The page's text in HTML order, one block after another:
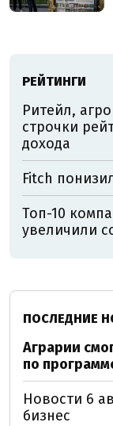
РЕЙТИНГИ
Ритейл,
строчки
дохода
Fitch
Топ-10
увеличили
ПОСЛЕДНИЕ
Аграрии
по
Новости 6
бизнес